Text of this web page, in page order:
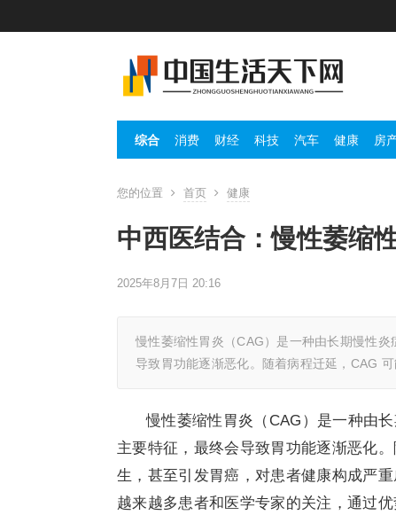
综合 消费 财经 科技 汽车 健康 房
您的位置 首页 健康
中西医结合：慢性萎缩
2025年8月7日 20:16
慢性萎缩性胃炎（CAG）是一种由长期慢性
导致胃功能逐渐恶化。随着病程迁延，CAG
慢性萎缩性胃炎（CAG）是一种由
主要特征，最终会导致胃功能逐渐恶化
生，甚至引发胃癌，对患者健康构成严
越来越多患者和医学专家的关注，通过